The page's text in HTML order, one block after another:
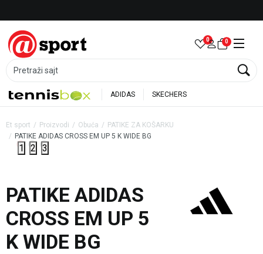
Pretraži sajt
0 0
ADIDAS SKECHERS
Et sport Proizvodi Obuća
PATIKE ZA KOŠARKU
PATIKE ADIDAS CROSS EM UP 5 K WIDE BG
1 2 3
PATIKE ADIDAS
CROSS EM UP 5
K WIDE BG